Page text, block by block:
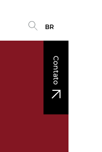
BR
Contato